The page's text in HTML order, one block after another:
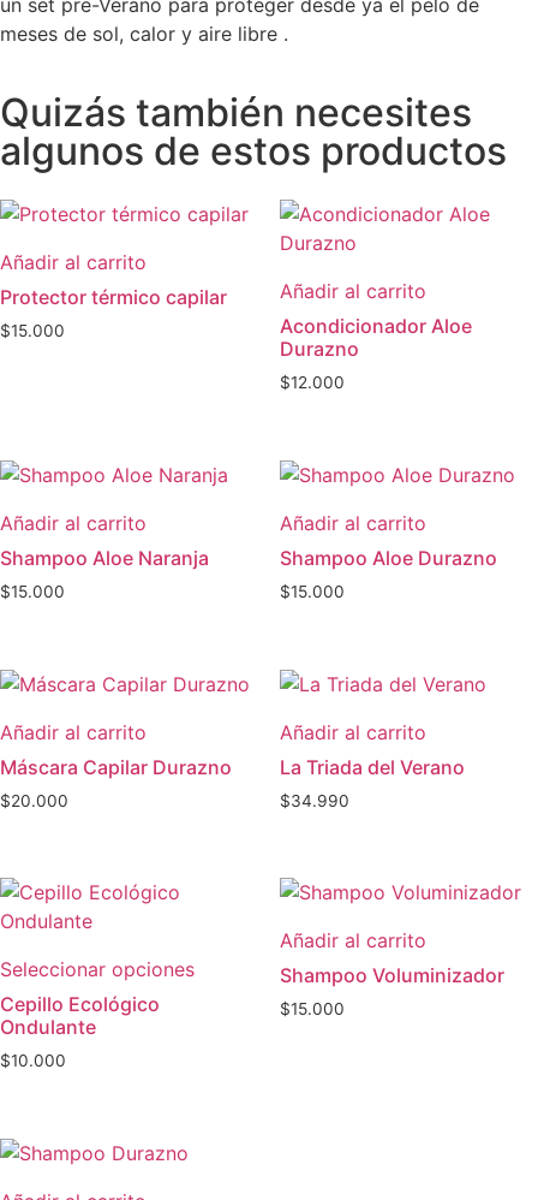
meses de sol, calor y aire libre .
Quizás también necesites
algunos de estos productos
Añadir al carrito
Protector térmico capilar
$15.000
Añadir al carrito
Acondicionador Aloe
Durazno
$12.000
Añadir al carrito
Shampoo Aloe Naranja
$15.000
Añadir al carrito
Shampoo Aloe Durazno
$15.000
Añadir al carrito
Máscara Capilar Durazno
$20.000
Añadir al carrito
La Triada del Verano
$34.990
Seleccionar opciones
Cepillo Ecológico
Ondulante
$10.000
Añadir al carrito
Shampoo Voluminizador
$15.000